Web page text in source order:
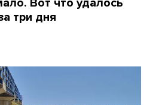
три дня